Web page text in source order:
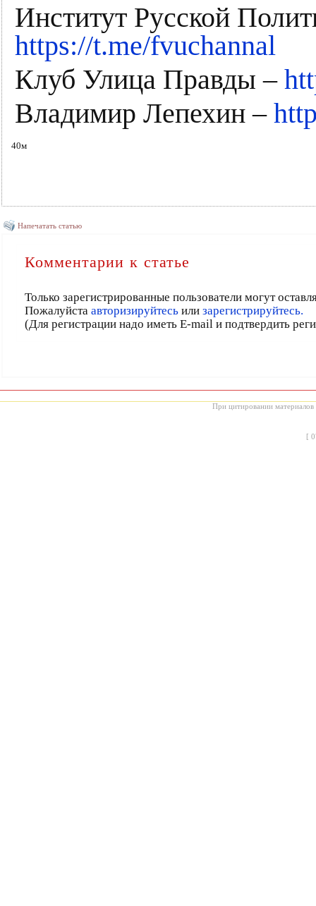
Институт Русской
https://t.me/fvuchannal
Клуб Улица Правды –
Владимир Лепехин –
40м
Напечатать статью
Комментарии к статье
Только зарегистрированные пользователи могут
Пожалуйста авторизируйтесьили зарегистрируйтесь.
(Для регистрации надо иметь E-mail и подтвердить
При цитировании материалов
[